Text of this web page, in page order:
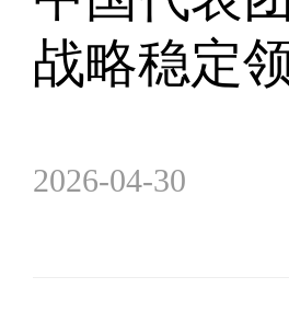
战略稳定
2026-04-30